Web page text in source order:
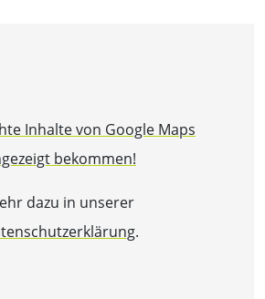
Inhalte von Google Maps
bekommen!
dazu in unserer
.